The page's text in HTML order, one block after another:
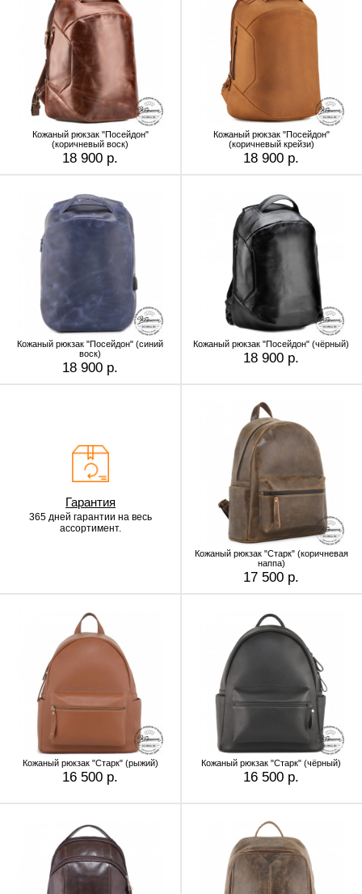
Кожаный рюкзак "Посейдон"
(коричневый воск)
18 900 р.
Кожаный рюкзак "Посейдон"
(коричневый крейзи)
18 900 р.
Кожаный рюкзак "Посейдон" (синий
воск)
18 900 р.
Кожаный рюкзак "Посейдон" (чёрный)
18 900 р.
Гарантия
365 дней гарантии на весь
ассортимент.
Кожаный рюкзак "Старк" (коричневая
наппа)
17 500 р.
Кожаный рюкзак "Старк" (рыжий)
16 500 р.
Кожаный рюкзак "Старк" (чёрный)
16 500 р.